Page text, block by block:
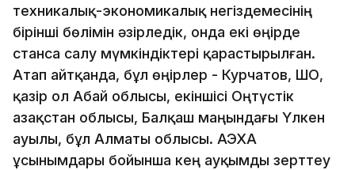
техникалық-экономикалық негіздемесінің
бірінші бөлімін әзірледік, онда екі өңірде
станса салу мүмкіндіктері қарастырылған.
Атап айтқанда, бұл өңірлер - Курчатов, ШҚО,
қазір ол Абай облысы, екіншісі Оңтүстік
Қазақстан облысы, Балқаш маңындағы Үлкен
ауылы, бұл Алматы облысы. АЭХА
ұсынымдары бойынша кең ауқымды зерттеу